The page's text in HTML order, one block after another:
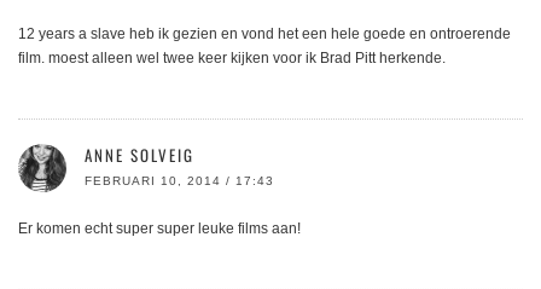
12 years a slave heb ik gezien en vond het een hele goede en ontroerende
film. moest alleen wel twee keer kijken voor ik Brad Pitt herkende.
ANNE SOLVEIG
FEBRUARI 10, 2014 / 17:43
Er komen echt super super leuke films aan!